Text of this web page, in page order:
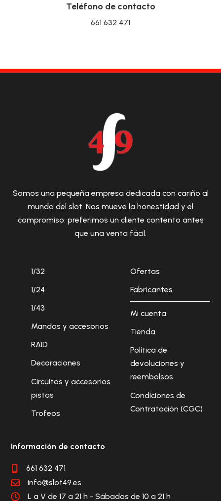
Teléfono de contacto
661 632 471
Somos una pequeña empresa dedicada con cariño al
mundo del slot. Nos mueve la honestidad y el
compromiso: preferimos un cliente contento antes
que una venta fácil.
1/32
1/24
1/43
Mandos y accesorios
RAID
Decoraciones
Circuitos y accesorios
pistas
Trofeos
Ofertas
Fabricantes
Mi cuenta
Tienda
Política de
devoluciones y
reembolsos
Condiciones de
Contratación (CGC)
Información de contacto
 661 632 471
 info@slot49.es
 L a V de 17 a 21 h - Sábados de 10 a 21 h